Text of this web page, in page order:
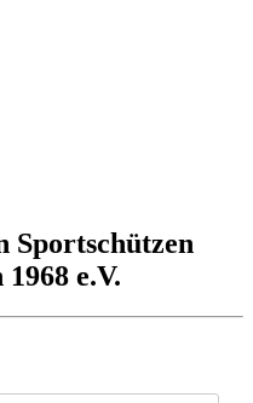
Sportschützen
e.V.